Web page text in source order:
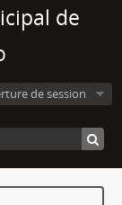
de
de session